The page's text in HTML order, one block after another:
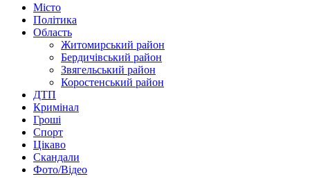
Місто
Політика
Область
Житомирський район
Бердичівський район
Звягельський район
Коростенський район
ДТП
Кримінал
Гроші
Спорт
Цікаво
Скандали
Фото/Відео